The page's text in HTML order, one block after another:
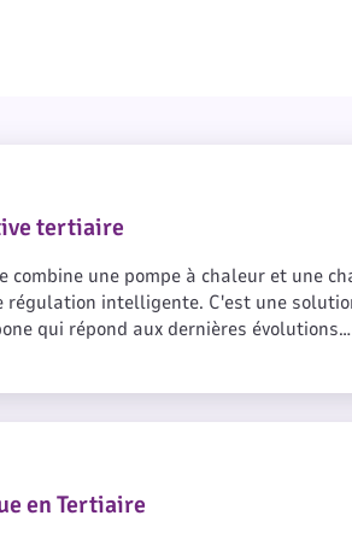
tertiaire
combine une pompe à chaleur et une
régulation intelligente. C'est une
qui répond aux dernières évolutions
en Tertiaire